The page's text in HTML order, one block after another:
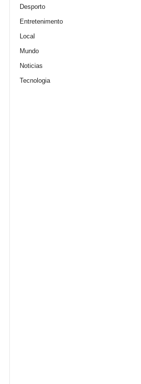
Desporto
Entretenimento
Local
Mundo
Noticias
Tecnologia